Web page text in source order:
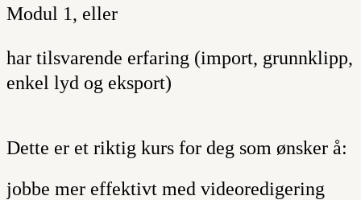
Modul 1, eller
har tilsvarende erfaring (import, grunnklipp,
enkel lyd og eksport)
Dette er et riktig kurs for deg som ønsker å:
jobbe mer effektivt med videoredigering